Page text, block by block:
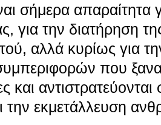
σήμερα απαραίτητα
για την διατήρηση
αλλά κυρίως για
που
και
την εκμετάλλευση